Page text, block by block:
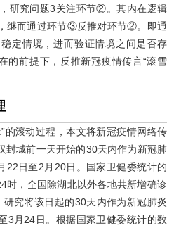
研究问题3关注环节②。其内在逻辑
继而通过环节③反推对环节②。即通
定情境，进而验证情境之间是否存
的前提下，反推新冠疫情传言“滚雪
的滚动过程，本文将新冠疫情网络传
封城前一天开始的30天内作为新冠肺
22日至2月20日。国家卫健委统计的
时，全国除湖北以外各地共新增确诊
究将该日起的30天内作为新冠肺炎
3月24日。根据国家卫健委统计的数